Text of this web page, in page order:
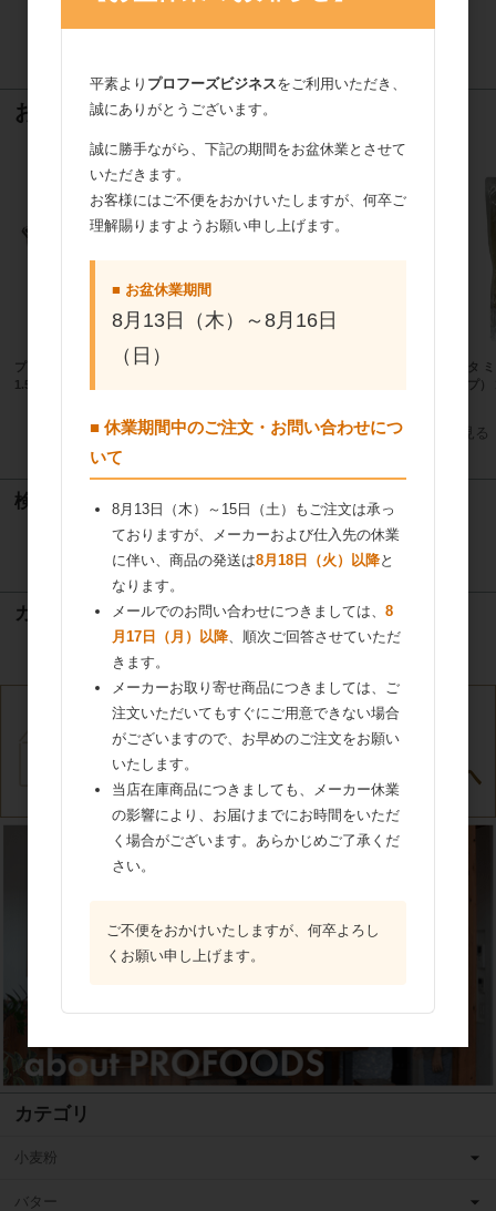
おすすめ商品
プロフーズ アルタイト食パンケース
1.5斤（蓋付）
ヒラタ
タイプ
すべてのおすすめ商品を見る
検索
検索
カート
カテゴリ
小麦粉
バター
平素より プロフーズビジネスをご利用いただき、
誠にありがとうございます。
誠に勝手ながら、下記の期間をお盆休業とさせて
いただきます。
お客様にはご不便をおかけいたしますが、何卒ご
理解賜りますようお願い申し上げます。
■ お盆休業期間
8月13日（木）～8月16日
（日）
■ 休業期間中のご注文・お問い合わせにつ
いて
8月13日（木）～15日（土）もご注文は承っ
ておりますが、メーカーおよび仕入先の休業
に伴い、商品の発送は8月18日（火）以降と
なります。
メールでのお問い合わせにつきましては、 8
月17日（月）以降、順次ご回答させていただ
きます。
メーカーお取り寄せ商品につきましては、ご
注文いただいてもすぐにご用意できない場合
がございますので、お早めのご注文をお願い
いたします。
当店在庫商品につきましても、メーカー休業
の影響により、お届けまでにお時間をいただ
く場合がございます。あらかじめご了承くだ
さい。
ご不便をおかけいたしますが、何卒よろし
くお願い申し上げます。